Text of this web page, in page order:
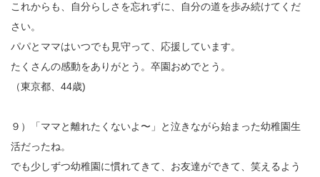
これからも、自分らしさを忘れずに、自分の道を歩み続けてくだ
さい。
パパとママはいつでも見守って、応援しています。
たくさんの感動をありがとう。卒園おめでとう。
（東京都、44歳)
９）「ママと離れたくないよ〜」と泣きながら始まった幼稚園生
活だったね。
でも少しずつ幼稚園に慣れてきて、お友達ができて、笑えるよう